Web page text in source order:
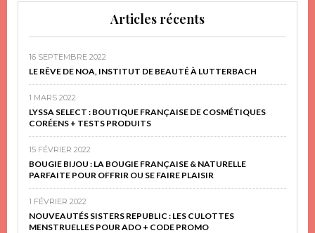
Articles récents
16 SEPTEMBRE 2022
LE RÊVE DE NOA, INSTITUT DE BEAUTÉ À LUTTERBACH
1 MARS 2022
LYSSA SELECT : BOUTIQUE FRANÇAISE DE COSMÉTIQUES
CORÉENS + TESTS PRODUITS
15 FÉVRIER 2022
BOUGIE BIJOU : LA BOUGIE FRANÇAISE & NATURELLE
PARFAITE POUR OFFRIR OU SE FAIRE PLAISIR
1 FÉVRIER 2022
NOUVEAUTÉS SISTERS REPUBLIC : LES CULOTTES
MENSTRUELLES POUR ADO + CODE PROMO